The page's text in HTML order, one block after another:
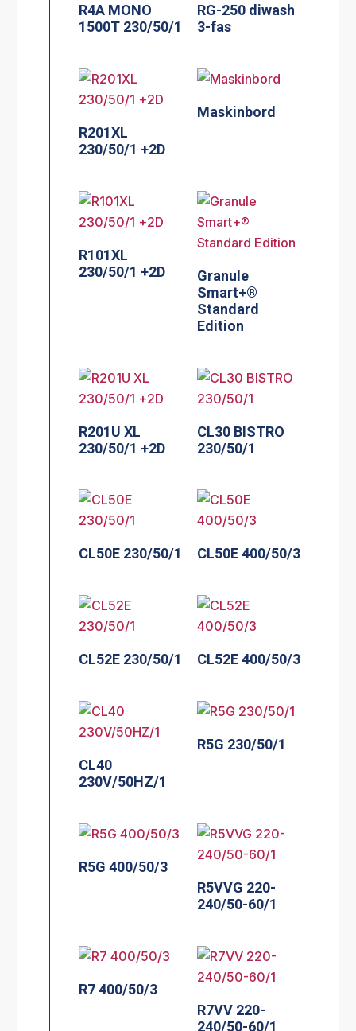
R4A MONO
1500T 230/50/1
RG-250 diwash
3-fas
R201XL
230/50/1 +2D
Maskinbord
R101XL
230/50/1 +2D
Granule
Smart+®
Standard
Edition
R201U XL
230/50/1 +2D
CL30 BISTRO
230/50/1
CL50E 230/50/1 CL50E 400/50/3
CL52E 230/50/1 CL52E 400/50/3
CL40
230V/50HZ/1
R5G 230/50/1
R5G 400/50/3
R5VVG 220-
240/50-60/1
R7 400/50/3
R7VV 220-
240/50-60/1